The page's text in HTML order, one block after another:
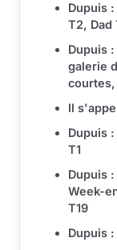
Dupuis
T2, Dad
Dupuis
galerie
Il
Dupuis :
T1
Dupuis
Week-
T19
Dupuis